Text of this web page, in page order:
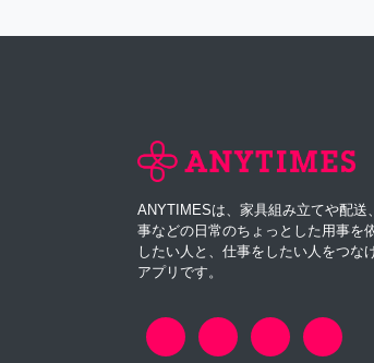
ANYTIMESは、家具組み立てや配送
事などの日常のちょっとした用事を
したい人と、仕事をしたい人をつな
アプリです。